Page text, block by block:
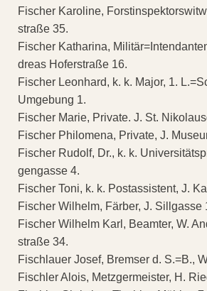
Fischer Karoline,
straße 35.
Fischer Katharina,
dreas Hoferstraße 16.
Fischer Leonhard, k. k. Major, 1.
Umgebung 1.
Fischer Marie, Private. J. St.
Fischer Philomena, Private, J.
Fischer Rudolf, Dr., k. k.
gengasse 4.
Fischer Toni, k. k. Postassistent, J.
Fischer Wilhelm, Färber, J. Sillgasse
Fischer Wilhelm Karl, Beamter, W.
straße 34.
Fischlauer Josef, Bremser d. S.=B.,
Fischler Alois, Metzgermeister, H.